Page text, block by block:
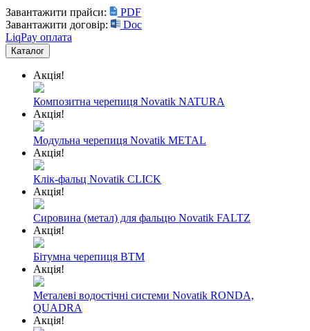
Завантажити прайси:
PDF
Завантажити договір:
Doc
LiqPay оплата
Каталог
Акція!
Композитна черепиця Novatik NATURA
Акція!
Модульна черепиця Novatik METAL
Акція!
Клік-фальц Novatik CLICK
Акція!
Сировина (метал) для фальцю Novatik FALTZ
Акція!
Бітумна черепиця BTM
Акція!
Металеві водостічні системи Novatik RONDA,
QUADRA
Акція!